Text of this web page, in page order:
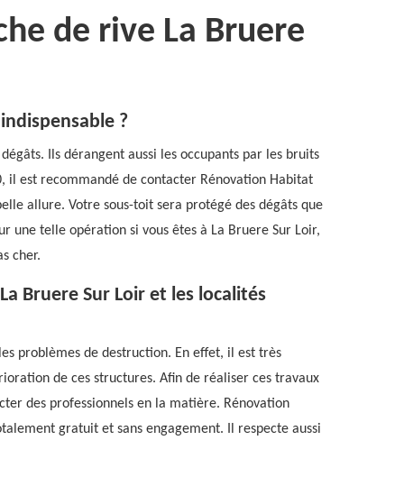
de rive La Bruere
?
Ils dérangent aussi les occupants par les bruits
il est recommandé de contacter Rénovation Habitat
allure. Votre sous-toit sera protégé des dégâts que
une telle opération si vous êtes à La Bruere Sur Loir,
cher.
Bruere Sur Loir et les localités
problèmes de destruction. En effet, il est très
de ces structures. Afin de réaliser ces travaux
des professionnels en la matière. Rénovation
gratuit et sans engagement. Il respecte aussi